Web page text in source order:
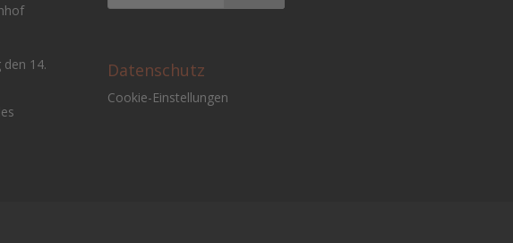
14.
Datenschutz
Cookie-Einstellungen